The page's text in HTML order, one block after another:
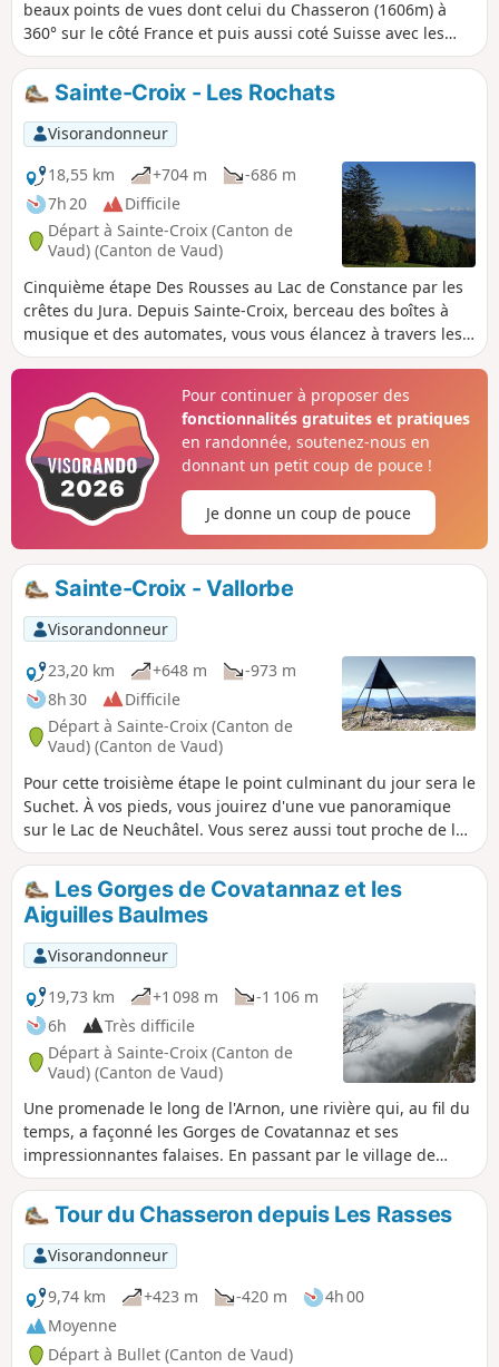
beaux points de vues dont celui du Chasseron (1606m) à
360° sur le côté France et puis aussi coté Suisse avec les
lacs Romands de Neuchatel et du Léman. Suivant les
conditions atmosphériques, on peut voir et admirer les
Alpes bernoises, vaudoises et françaises.
Sainte-Croix - Les Rochats
Visorandonneur
18,55 km
+704 m
-686 m
7h 20
Difficile
Départ à Sainte-Croix (Canton de
Vaud) (Canton de Vaud)
Cinquième étape Des Rousses au Lac de Constance par les
crêtes du Jura. Depuis Sainte-Croix, berceau des boîtes à
musique et des automates, vous vous élancez à travers les
vastes pâturages du Jura vaudois, en direction de la Casba
Roches, avant d’atteindre la mystérieuse Pierre de la Paix,
un lieu chargé d’énergie et de sérénité. Un dernier effort
vous hisse au sommet du Chasseron, à 1608 m d’altitude, où
un panorama grandiose s’ouvre sur la Suisse et la France. À
vos pieds s’étendent le lac de Neuchâtel et, plus au sud, le
majestueux Léman. Ce sont près de 250 km de crêtes
alpines qui se dessinent à l’horizon, dans une fresque
naturelle à couper le souffle. La descente s’effectue en
douceur jusqu’au hameau des Rochats, au départ de la
piste de ski de fond des Cluds, où subsiste une ancienne
caserne militaire, témoin discret d’un passé oublié.
Pour continuer à proposer des
fonctionnalités gratuites et pratiques
en randonnée, soutenez-nous en
donnant un petit coup de pouce !
Je donne un coup de pouce
Sainte-Croix - Vallorbe
Visorandonneur
23,20 km
+648 m
-973 m
8h 30
Difficile
Départ à Sainte-Croix (Canton de
Vaud) (Canton de Vaud)
Pour cette troisième étape le point culminant du jour sera le
Suchet. À vos pieds, vous jouirez d'une vue panoramique
sur le Lac de Neuchâtel. Vous serez aussi tout proche de la
frontière franco-suisse. À Vallorbe, vous remarquerez la
présence de l'ancien artisanat du chemin de fer.
Les Gorges de Covatannaz et les
Aiguilles Baulmes
Visorandonneur
19,73 km
+1 098 m
-1 106 m
6h
Très difficile
Départ à Sainte-Croix (Canton de
Vaud) (Canton de Vaud)
Une promenade le long de l'Arnon, une rivière qui, au fil du
temps, a façonné les Gorges de Covatannaz et ses
impressionnantes falaises. En passant par le village de
Baulmes et en remontant son cours d’eau, la Baumine, en
direction des Aiguilles de Baulmes, ensemble de crêts
culminant à 1560 m. Le cheminement le long de la crête
offre un magnifique panorama à 180° sur les Alpes, le Lac
de Neuchâtel, le Lac Léman et le plateau Vaudois.
Tour du Chasseron depuis Les Rasses
Visorandonneur
9,74 km
+423 m -420 m
4h 00
Moyenne
Départ à Bullet (Canton de Vaud)